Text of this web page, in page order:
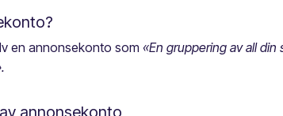
en annonsekonto som «En gruppering av all